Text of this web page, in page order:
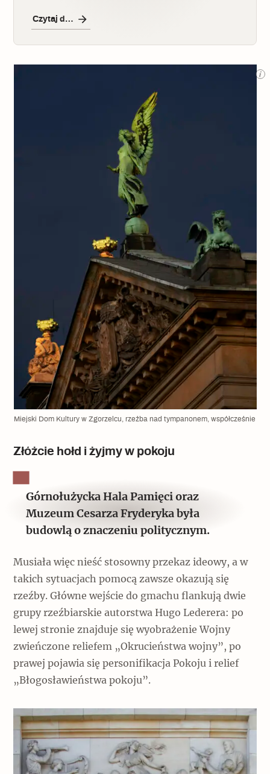
Czytaj dalej
Miejski Dom Kultury w Zgorzelcu, rzeźba nad tympanonem, współcześnie
Złóżcie hołd i żyjmy w pokoju
Górnołużycka Hala Pamięci oraz
Muzeum Cesarza Fryderyka była
budowlą o znaczeniu politycznym.
Musiała więc nieść stosowny przekaz ideowy, a w
takich sytuacjach pomocą zawsze okazują się
rzeźby. Główne wejście do gmachu flankują dwie
grupy rzeźbiarskie autorstwa Hugo Lederera: po
lewej stronie znajduje się wyobrażenie Wojny
zwieńczone reliefem „Okrucieństwa wojny”, po
prawej pojawia się personifikacja Pokoju i relief
„Błogosławieństwa pokoju”.